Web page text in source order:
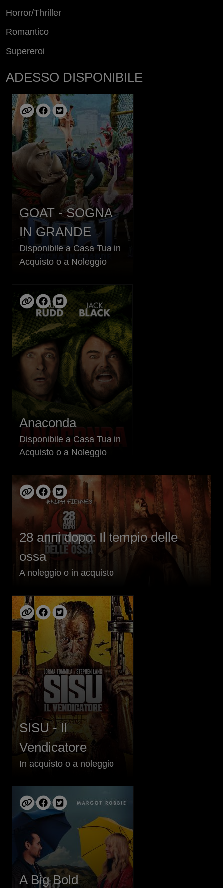
Horror/Thriller
Romantico
Supereroi
ADESSO DISPONIBILE
GOAT - SOGNA
IN GRANDE
Disponibile a Casa Tua in
Acquisto o a Noleggio
Anaconda
Disponibile a Casa Tua in
Acquisto o a Noleggio
28 anni dopo: Il tempio delle
ossa
A noleggio o in acquisto
SISU - Il
Vendicatore
In acquisto o a noleggio
A Big Bold